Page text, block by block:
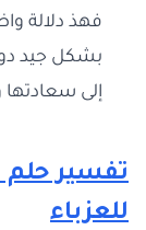
فهذ دلالة
بشكل جيد
إلى
تفسير
للعزباء